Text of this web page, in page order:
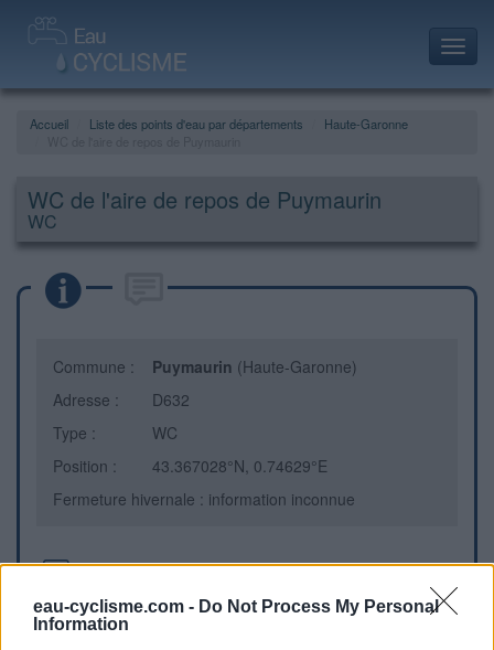
eau-cyclisme.com - Do Not Process My Personal
Information
Accueil Liste des points d'eau par départements
Haute-Garonne
WC de l'aire de repos de Puymaurin
WC
Commune : Puymaurin (Haute-Garonne)
Adresse :
D632
Type :
WC
Position :
43.367028°N, 0.74629°E
Fermeture hivernale : information inconnue
L'Aire de repos se situe en bordure du CD 632, commune